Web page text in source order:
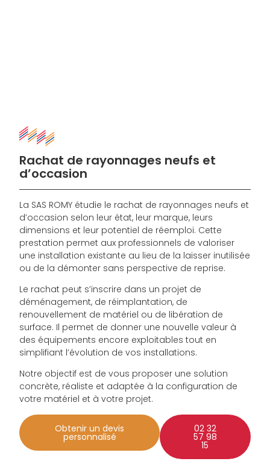
Rachat de rayonnages neufs et
d’occasion
La SAS ROMY étudie le rachat de rayonnages neufs et
d’occasion selon leur état, leur marque, leurs
dimensions et leur potentiel de réemploi. Cette
prestation permet aux professionnels de valoriser
une installation existante au lieu de la laisser inutilisée
ou de la démonter sans perspective de reprise.
Le rachat peut s’inscrire dans un projet de
déménagement, de réimplantation, de
renouvellement de matériel ou de libération de
surface. Il permet de donner une nouvelle valeur à
des équipements encore exploitables tout en
simplifiant l’évolution de vos installations.
Notre objectif est de vous proposer une solution
concrète, réaliste et adaptée à la configuration de
votre matériel et à votre projet.
Obtenir un devis
personnalisé
02 32
57 98
15